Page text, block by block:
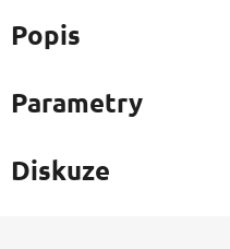
Popis
Parametry
Diskuze